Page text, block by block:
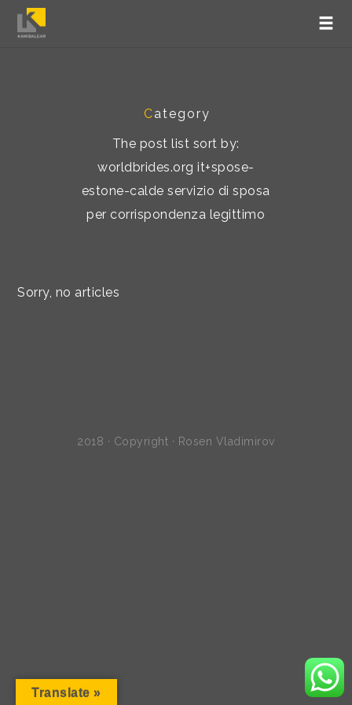
Category
The post list sort by:
worldbrides.org it+spose-
estone-calde servizio di sposa
per corrispondenza legittimo
Sorry, no articles
2018 · Copyright · Rosen Vladimirov
Translate »